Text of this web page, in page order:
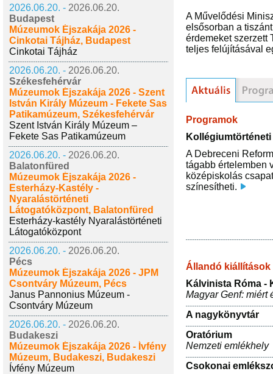
2026.06.20. - 2026.06.20.
Budapest
Múzeumok Éjszakája 2026 -
Cinkotai Tájház, Budapest
Cinkotai Tájház
2026.06.20. - 2026.06.20.
Székesfehérvár
Múzeumok Éjszakája 2026 - Szent
István Király Múzeum - Fekete Sas
Patikamúzeum, Székesfehérvár
Szent István Király Múzeum –
Fekete Sas Patikamúzeum
2026.06.20. - 2026.06.20.
Balatonfüred
Múzeumok Éjszakája 2026 -
Esterházy-Kastély -
Nyaralástörténeti
Látogatóközpont, Balatonfüred
Esterházy-kastély Nyaralástörténeti
Látogatóközpont
2026.06.20. - 2026.06.20.
Pécs
Múzeumok Éjszakája 2026 - JPM
Csontváry Múzeum, Pécs
Janus Pannonius Múzeum -
Csontváry Múzeum
2026.06.20. - 2026.06.20.
Budakeszi
Múzeumok Éjszakája 2026 - Ívfény
Múzeum, Budakeszi, Budakeszi
Ívfény Múzeum
A Művelődési
elsősorban a
érdemeket szerzett
teljes felújításával
Programok
A Debreceni
tágabb értelemben
középiskolás
színesítheti.
Állandó kiállítások
Kálvinista Róma -
Magyar Genf: miért
A nagykönyvtár
Oratórium
Nemzeti emlékhely
Csokonai